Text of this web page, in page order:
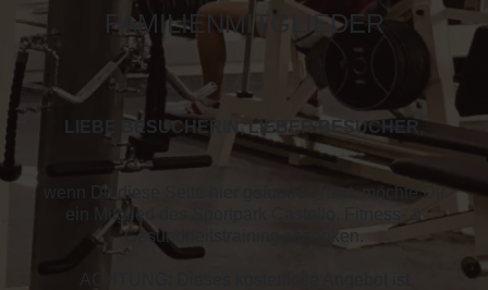
FAMILIENMITGLIEDER
LIEBE BESUCHERIN, LIEBER BESUCHER,
wenn Du diese Seite hier gefunden hast, möchte Dir
ein Mitglied des Sportpark Castello, Fitness- &
Gesundheitstraining schenken.
ACHTUNG: Dieses kostenlose Angebot ist